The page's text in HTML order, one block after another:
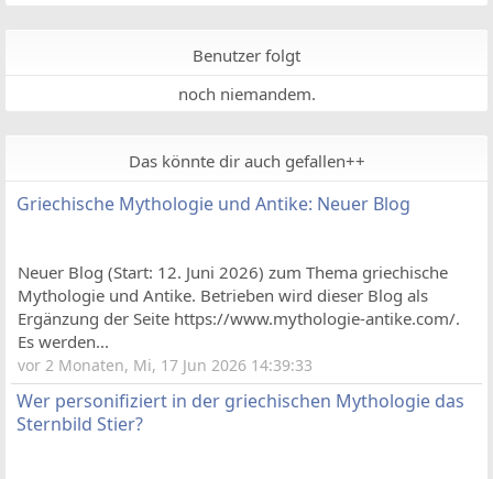
Benutzer folgt
noch niemandem.
Das könnte dir auch gefallen++
Griechische Mythologie und Antike: Neuer Blog
Neuer Blog (Start: 12. Juni 2026) zum Thema griechische
Mythologie und Antike. Betrieben wird dieser Blog als
Ergänzung der Seite https://www.mythologie-antike.com/.
Es werden...
vor 2 Monaten, Mi, 17 Jun 2026 14:39:33
Wer personifiziert in der griechischen Mythologie das
Sternbild Stier?